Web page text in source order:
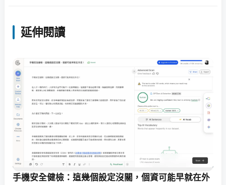
延伸閱讀
手機安全健檢：這幾個設定沒關，個資可能早就在外